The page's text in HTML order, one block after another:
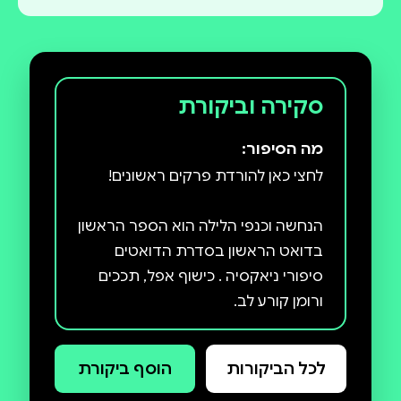
סקירה וביקורת
מה הסיפור:
הנחשה וכנפי הלילה הוא הספר הראשון
בדואט הראשון בסדרת הדואטים
סיפורי ניאקסיה . כישוף אפל, תככים
בת אנוש או ערפדית, חוקי ההישרדות
זהים: לעולם אל תבטחי, אל תיכנעי
לכל הביקורות הוסף ביקורת